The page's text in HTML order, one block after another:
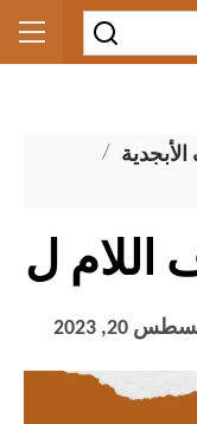
اللام ل
20, 2023